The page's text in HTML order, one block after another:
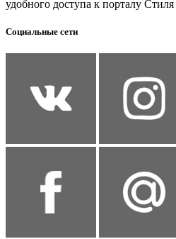
удобного доступа к порталу
Социальные сети